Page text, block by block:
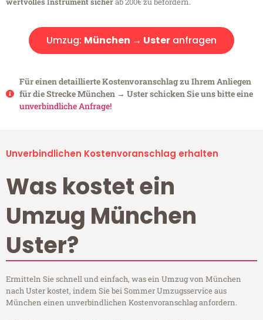
Umzug: München → Uster anfragen
Für einen detaillierte Kostenvoranschlag zu Ihrem Anliegen
für die Strecke München → Uster schicken Sie uns bitte eine
unverbindliche Anfrage!
Unverbindlichen Kostenvoranschlag erhalten
Was kostet ein
Umzug München
Uster?
Ermitteln Sie schnell und einfach, was ein Umzug von München
nach Uster kostet, indem Sie bei Sommer Umzugsservice aus
München einen unverbindlichen Kostenvoranschlag anfordern.